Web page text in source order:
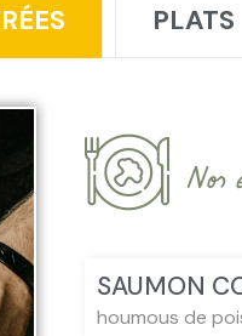
PLATS
Nos
SAUMON
houmous de